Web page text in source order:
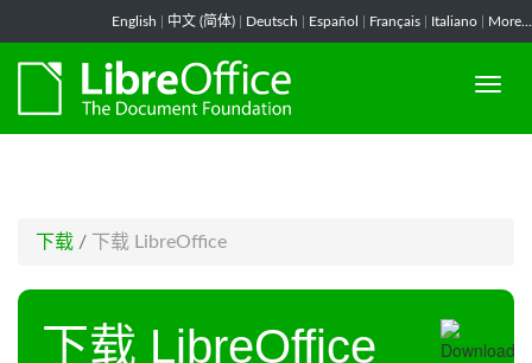
English 中文 (简体) Deutsch Español Français Italiano More...
下载 / 下载 LibreOffice
下载 LibreOffice